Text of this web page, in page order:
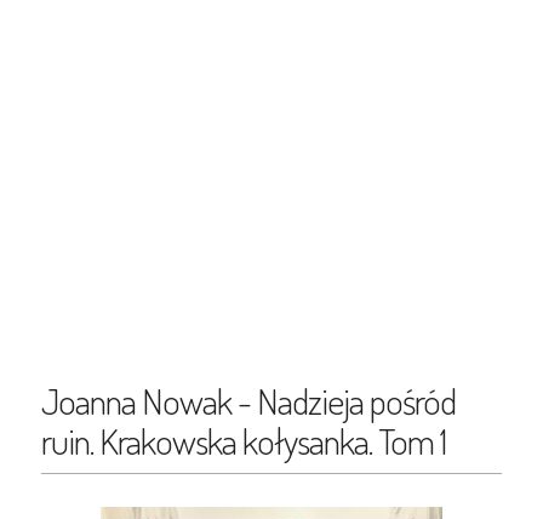
Joanna Nowak - Nadzieja pośród
ruin. Krakowska kołysanka. Tom 1